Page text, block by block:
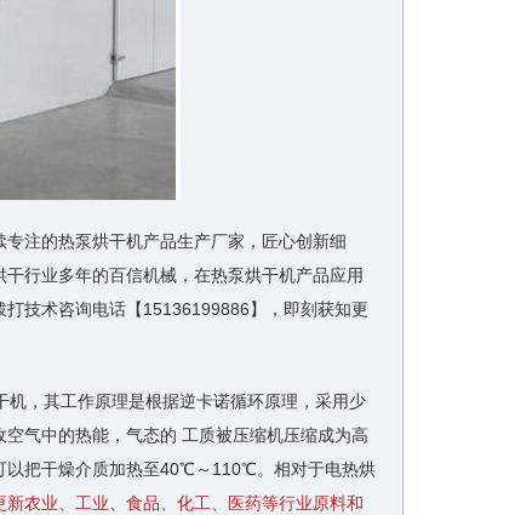
注的热泵烘干机产品生产厂家，匠心创新细
行业多年的百信机械，在热泵烘干机产品应用
技术咨询电话【15136199886】，即刻获知更
机，其工作原理是根据逆卡诺循环原理，采用少
气中的热能，气态的 工质被压缩机压缩成为高
以把干燥介质加热至40℃～110℃。相对于电热烘
新农业、工业、食品、化工、医药等行业原料和